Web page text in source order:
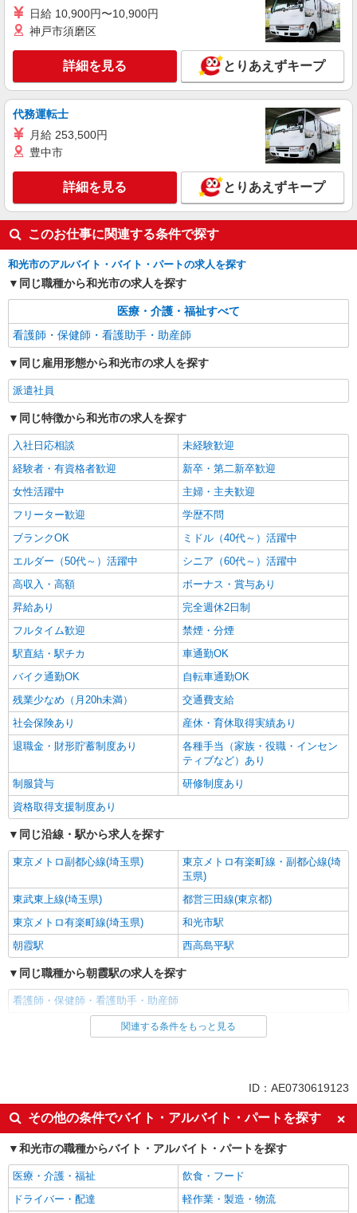
【正社員】月給240,000〜400,000円 ・基本
給：200,000円〜220,000円 ・資格手当：10,000〜
30,000円 ・役職手当：10,000〜70,000円 ・処遇改
善手当：20,000〜60,000円（勤続年数、保有資格
により変動） ・固定残業手当：20,000円（10時
手当として別途支給 ・夜勤手当：10,000円/1回
歓迎 ・認知症介護基礎研修 ・初任者研修 ・実務
和光市内
キープ 詳細を見る
職業紹介
株式会社kotrio /●SW-S-2023027
≪和光市駅≫無資格・未経験OKの看護助手！
医療行為なし♪
【正社員】月給240,000〜400,000円 ・基本
給：200,000円〜220,000円 ・資格手当：10,000〜
30,000円 ・役職手当：10,000〜70,000円 ・処遇改
善手当：20,000〜60,000円（勤続年数、保有資格
により変動） ・固定残業手当：20,000円（10時
間） ※固定残業時間を超過する場合には超過勤務
手当として別途支給 ・夜勤手当：10,000円/1回
（上記給与とは別に支給） 下記資格をお持ちの方
歓迎 ・認知症介護基礎研修 ・初任者研修 ・実務
者研修 ・介護福祉士 など
和光市
キープ 詳細を見る
日給 10,900円〜10,900円
神戸市須磨区
詳細を見る とりあえずキープ
代務運転士
月給 253,500円
豊中市
詳細を見る とりあえずキープ
このお仕事に関連する条件で探す
和光市のアルバイト・バイト・パートの求人を探す
同じ職種から和光市の求人を探す
医療・介護・福祉すべて
看護師・保健師・看護助手・助産師
同じ雇用形態から和光市の求人を探す
派遣社員
同じ特徴から和光市の求人を探す
入社日応相談
未経験歓迎
経験者・有資格者歓迎
新卒・第二新卒歓迎
女性活躍中
主婦・主夫歓迎
フリーター歓迎
学歴不問
ブランクOK
ミドル（40代～）活躍中
エルダー（50代～）活躍中
シニア（60代～）活躍中
高収入・高額
ボーナス・賞与あり
昇給あり
完全週休2日制
フルタイム歓迎
禁煙・分煙
駅直結・駅チカ
車通勤OK
バイク通勤OK
自転車通勤OK
残業少なめ（月20h未満）
交通費支給
社会保険あり
産休・育休取得実績あり
退職金・財形貯蓄制度あり
各種手当（家族・役職・インセン
ティブなど）あり
制服貸与
研修制度あり
資格取得支援制度あり
同じ沿線・駅から求人を探す
東京メトロ副都心線(埼玉県)
東京メトロ有楽町線・副都心線(埼
玉県)
東武東上線(埼玉県)
都営三田線(東京都)
東京メトロ有楽町線(埼玉県)
和光市駅
朝霞駅
西高島平駅
同じ職種から朝霞駅の求人を探す
看護師・保健師・看護助手・助産師
同じ雇用形態から朝霞駅の求人を探す
入社日応相談
未経験歓迎
経験者・有資格者歓迎
新卒・第二新卒歓迎
女性活躍中
主婦・主夫歓迎
フリーター歓迎
学歴不問
ブランクOK
ミドル（40代～）活躍中
関連する条件をもっと見る
ID：AE0730619123
その他の条件でバイト・アルバイト・パートを探す
和光市の職種からバイト・アルバイト・パートを探す
医療・介護・福祉
飲食・フード
ドライバー・配達
軽作業・製造・物流